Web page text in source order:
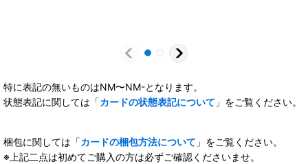
特に表記の無いものはNM〜NM-となります。
状態表記に関しては「カードの状態表記について 」をご覧ください。
梱包に関しては「カードの梱包方法について 」をご覧ください。
※上記二点は初めてご購入の方は必ずご確認くださいませ。